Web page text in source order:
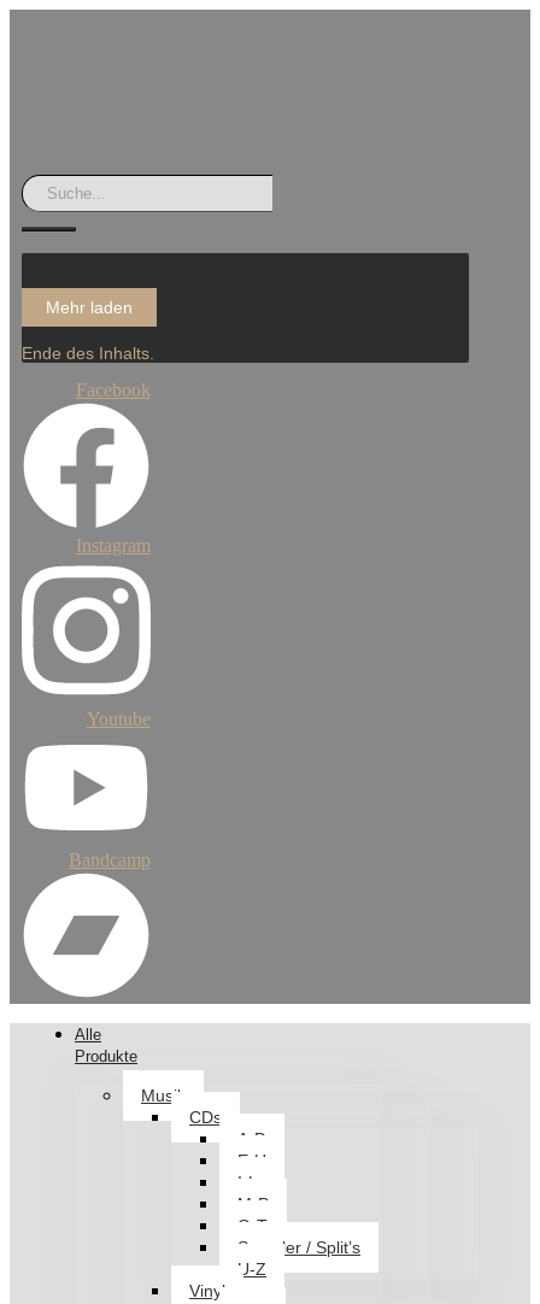
Mehr laden
Ende des Inhalts.
Facebook
Instagram
Youtube
Bandcamp
Alle
Produkte
Musik
CDs
A-D
E-H
I-L
M-P
Q-T
Sampler / Split’s
U-Z
Vinyl